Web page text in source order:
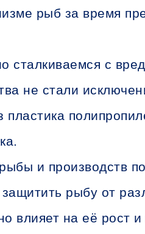
рыб за время
сталкиваемся с
не стали
пластика
и производств
рыбу от
влияет на её рост и